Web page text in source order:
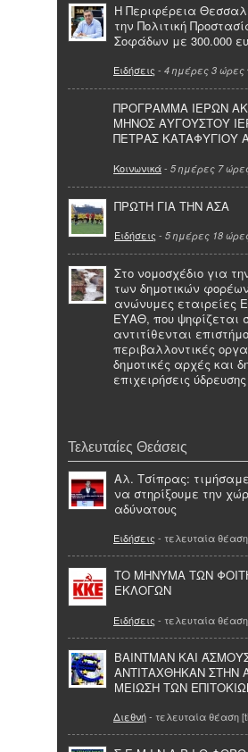
Η Περιφέρεια
την Πολιτική
Σοφάδων με 300.000
Ειδήσεις - 4 ημέρες 3 ώρες
ΠΡΟΓΡΑΜΜΑ ΙΕΡΩΝ
ΜΗΝΟΣ ΑΥΓΟΥΣΤΟΥ
ΠΕΤΡΑΣ ΚΑΤΑΦΥΓΙΟΥ
Κοινωνικά- 5 ημέρες 7
ΠΡΩΤΗ ΓΙΑ ΤΗΝ ΑΣΑ
Ειδήσεις - 5 ημέρες 18
Στο νομοσχέδιο για
των δημοτικών
ανώνυμες εταιρείες
ΕΥΑΘ, που ψηφίζεται
αντιτίθενται
περιβαλλοντικές
δημοτικές αρχές και
επιχειρήσεις ύδρευσης
Τελευταίες Θεάσεις
Αλ. Τσίπρας:
να στηρίξουμε την
αδύνατους
Ειδήσεις - τελευταία
ΤΟ ΜΗΝΥΜΑ ΤΩΝ
ΕΚΛΟΓΩΝ
Ειδήσεις - τελευταία
ΒΑΙΝΤΜΑΝ ΚΑΙ
ΑΝΤΙΤΑΧΘΗΚΑΝ ΣΤΗΝ
ΜΕΙΩΣΗ ΤΩΝ
Διεθνή- τελευταία θέαση